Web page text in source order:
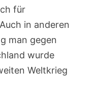
für
in anderen
man gegen
wurde
Weltkrieg